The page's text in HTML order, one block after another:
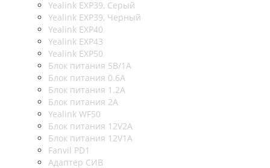
Yealink EXP39, Серый
Yealink EXP39, Черный
Yealink EXP40
Yealink EXP43
Yealink EXP50
Блок питания 5В/1A
Блок питания 0.6A
Блок питания 1.2A
Блок питания 2A
Yealink WF50
Блок питания 12V2A
Блок питания 12V1A
Fanvil PD1
Адаптер СИВ